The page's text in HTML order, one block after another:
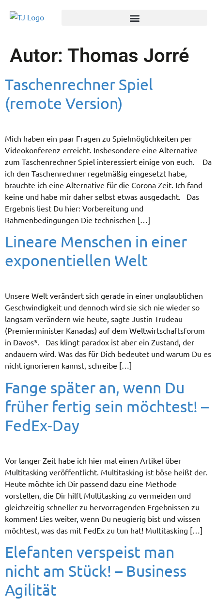
Autor: Thomas Jorré
Taschenrechner Spiel
(remote Version)
Mich haben ein paar Fragen zu Spielmöglichkeiten per
Videokonferenz erreicht. Insbesondere eine Alternative
zum Taschenrechner Spiel interessiert einige von euch. Da
ich den Taschenrechner regelmäßig eingesetzt habe,
brauchte ich eine Alternative für die Corona Zeit. Ich fand
keine und habe mir daher selbst etwas ausgedacht. Das
Ergebnis liest Du hier: Vorbereitung und
Rahmenbedingungen Die technischen […]
Lineare Menschen in einer
exponentiellen Welt
Unsere Welt verändert sich gerade in einer unglaublichen
Geschwindigkeit und dennoch wird sie sich nie wieder so
langsam verändern wie heute, sagte Justin Trudeau
(Premierminister Kanadas) auf dem Weltwirtschaftsforum
in Davos*. Das klingt paradox ist aber ein Zustand, der
andauern wird. Was das für Dich bedeutet und warum Du es
nicht ignorieren kannst, schreibe […]
Fange später an, wenn Du
früher fertig sein möchtest! –
FedEx-Day
Vor langer Zeit habe ich hier mal einen Artikel über
Multitasking veröffentlicht. Multitasking ist böse heißt der.
Heute möchte ich Dir passend dazu eine Methode
vorstellen, die Dir hilft Multitasking zu vermeiden und
gleichzeitig schneller zu hervorragenden Ergebnissen zu
kommen! Lies weiter, wenn Du neugierig bist und wissen
möchtest, was das mit FedEx zu tun hat! Multitasking […]
Elefanten verspeist man
nicht am Stück! – Business
Agilität